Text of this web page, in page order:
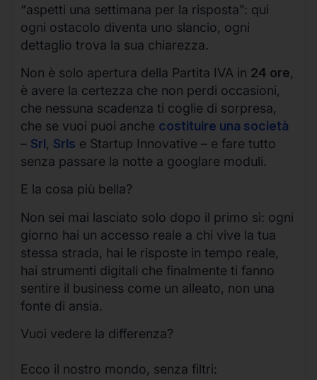
“aspetti una settimana per la risposta”: qui
ogni ostacolo diventa uno slancio, ogni
dettaglio trova la sua chiarezza.
Non è solo apertura della Partita IVA in 24 ore,
è avere la certezza che non perdi occasioni,
che nessuna scadenza ti coglie di sorpresa,
che se vuoi puoi anche costituire una società
– Srl, Srls e Startup Innovative – e fare tutto
senza passare la notte a googlare moduli.
E la cosa più bella?
Non sei mai lasciato solo dopo il primo sì: ogni
giorno hai un accesso reale a chi vive la tua
stessa strada, hai le risposte in tempo reale,
hai strumenti digitali che finalmente ti fanno
sentire il business come un alleato, non una
fonte di ansia.
Vuoi vedere la differenza?
Ecco il nostro mondo, senza filtri: